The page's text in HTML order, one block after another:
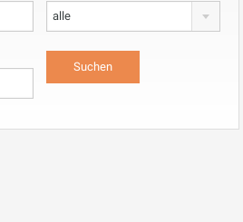
alle